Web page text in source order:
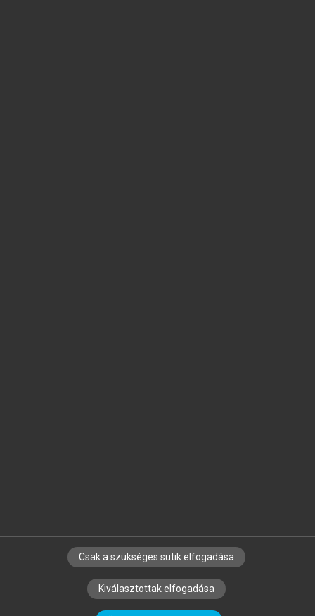
SZERZŐKNEK CÉGEKNEK KÖNYVTÁROSOKNAK
SZERKESZTÉSI ÉS LEKTORÁLÁSI ALAPELVEK
Csak a szükséges sütik elfogadása
Kiválasztottak elfogadása